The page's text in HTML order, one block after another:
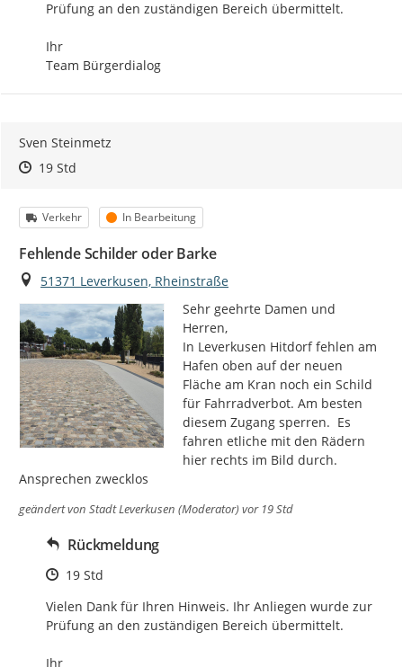
Prüfung an den zuständigen Bereich übermittelt.
Ihr
Team Bürgerdialog
Sven Steinmetz
Zeitpunkt des Erstellens
Zeitpunkt des Erstellens
19 StdZur Äußerung
Kategorie
Verkehr Status
In Bearbeitung
Fehlende Schilder oder Barke
Ort
51371 Leverkusen, Rheinstraße
Sehr geehrte Damen und
Herren,
In Leverkusen Hitdorf fehlen am
Hafen oben auf der neuen
Fläche am Kran noch ein Schild
für Fahrradverbot. Am besten
diesem Zugang sperren.  Es
fahren etliche mit den Rädern
hier rechts im Bild durch.
Ansprechen zwecklos
geändert von Stadt Leverkusen (Moderator)vor 19 Std
Rückmeldung
Zeitpunkt des Erstellens
19 Std
Vielen Dank für Ihren Hinweis. Ihr Anliegen wurde zur
Prüfung an den zuständigen Bereich übermittelt.
Ihr